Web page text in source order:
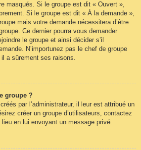
masqués. Si le groupe est dit « Ouvert »,
Si le groupe est dit « À la demande »,
mais votre demande nécessitera d’être
Ce dernier pourra vous demander
le groupe et ainsi décider s’il
N’importunez pas le chef de groupe
a sûrement ses raisons.
groupe ?
par l’administrateur, il leur est attribué un
créer un groupe d’utilisateurs, contactez
lieu en lui envoyant un message privé.